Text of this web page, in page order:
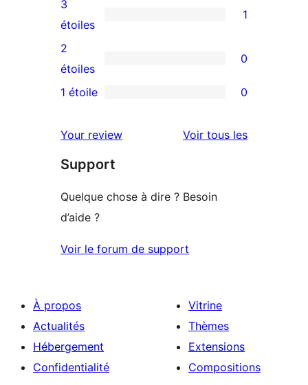
étoile
à
4
étoile
1
avis
à
3
3
étoiles
1
0
avis
2
2
étoiles
0
à
1
1 étoile 0
Your review Voir tous lesavis
Support
Quelque chose à dire ? Besoin
d’aide ?
Voir le forum de support
À propos
Actualités
Hébergement
Confidentialité
Vitrine
Thèmes
Extensions
Compositions